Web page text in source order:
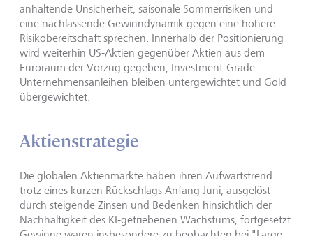
anhaltende Unsicherheit, saisonale Sommerri­siken und
eine nachlassende Gewinndynamik gegen eine höhe­re
Risikobereitschaft sprechen. Innerhalb der Positionierung
wird weiterhin US-Aktien gegenüber Aktien aus dem
Euroraum der Vorzug gegeben, Investment-Grade-
Unternehmensanlei­hen bleiben untergewichtet und Gold
übergewichtet.
Aktienstrategie
Die globalen Aktienmärkte haben ihren Aufwärtstrend
trotz eines kurzen Rückschlags Anfang Juni, ausgelöst
durch steigen­de Zinsen und Bedenken hinsichtlich der
Nachhaltigkeit des KI-getriebenen Wachstums, fortgesetzt.